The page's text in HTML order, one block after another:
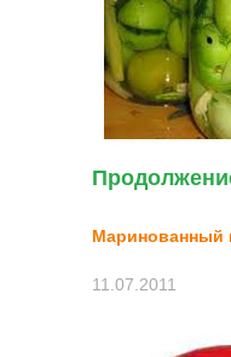
Маринованный
11.07.2011